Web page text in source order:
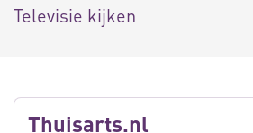
Televisie kijken
Thuisarts.nl